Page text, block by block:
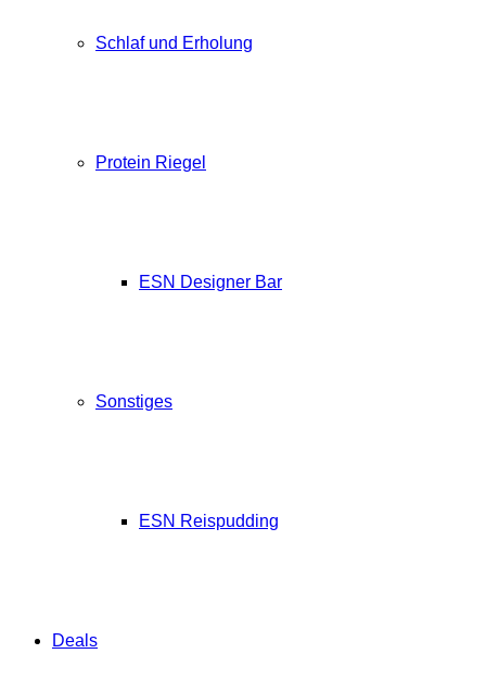
Schlaf und Erholung
Protein Riegel
ESN Designer Bar
Sonstiges
ESN Reispudding
Deals